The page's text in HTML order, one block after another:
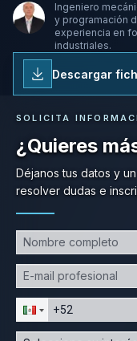
Ingeniero
y programación
experiencia en
industriales.
Descargar
SOLICITA
¿Quieres
Déjanos tus datos y
resolver dudas e